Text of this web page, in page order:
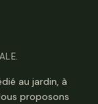
au jardin, à
proposons